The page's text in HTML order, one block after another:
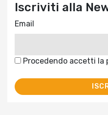
Iscriviti alla
Email
Procedendo accetti la